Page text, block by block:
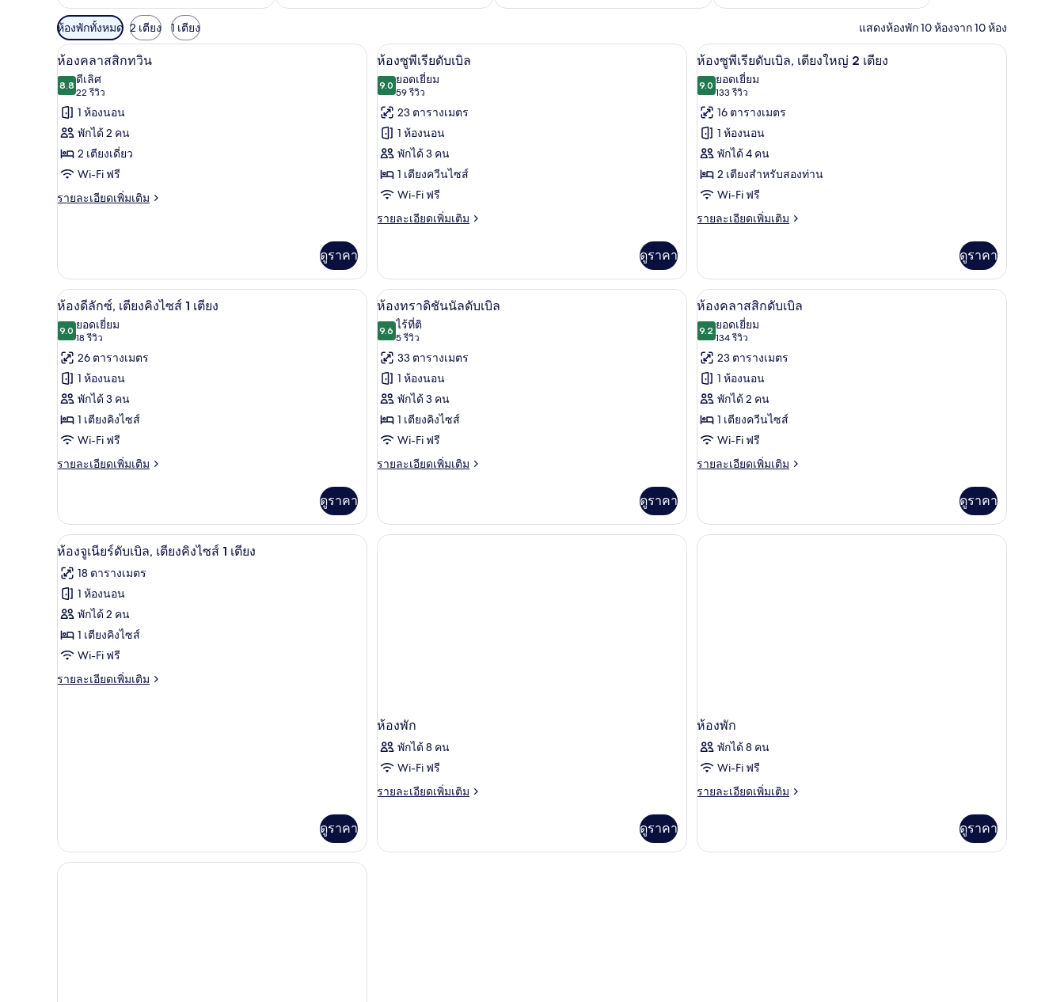
ตัว
กรอง
ที่
มี
ให้
สำหรับ
ห้อง
พัก
ห้องพักทั้งหมด 2 เตียง 1 เตียง แสดงห้องพัก 10 ห้องจาก 10 ห้อง
เปิด
ภาพถ่าย
ทั้งหมด
ของ
ห้อง
คลาส
สิ
ตู้นิรภัยในห้องพัก, โต๊ะทำงาน, พื้นที่ทำงานแบบใช้แล็ปท็อป, ผ้าม่านกันแสง
5
ห้องคลาสสิกทวิน
8.88.8 จาก 10
ดีเลิศ
22 รีวิว
(22
รีวิว)
1 ห้องนอน
พักได้ 2 คน
2 เตียงเดี่ยว
Wi-Fi ฟรี
รายละเอียดเพิ่มเติม
ราย
กับ
ห้อง
คลาส
สิ
ก
ทวิ
น
ดูราคา
เปิด
ภาพถ่าย
ทั้งหมด
ของ
ห้อง
ซู
พี
เรียดั
ห้องซูพีเรียดับเบิล | ตู้นิรภัยในห้องพัก, โต๊ะทำงาน, พื้นที่ทำงานแบบใช้แล็ปท็อป, ผ้าม่านกันแสง
9
ห้องซูพีเรียดับเบิล
9.09.0 จาก 10
ยอดเยี่ยม
59 รีวิว
(59
รีวิว)
23 ตารางเมตร
1 ห้องนอน
พักได้ 3 คน
1 เตียงควีนไซส์
Wi-Fi ฟรี
รายละเอียดเพิ่มเติม
ราย
เกี่ยว
กับ
ห้อง
พี
เรียดั
บเบิล
ดูราคา
เปิด
ภาพถ่าย
ทั้งหมด
ของ
ห้อง
ซู
พี
เรียดั
ใหญ่
2
เตียง
ห้องซูพีเรียดับเบิล, เตียงใหญ่ 2 เตียง | ตู้นิรภั
10
ห้องซูพีเรียดับเบิล, เตียงใหญ่ 2 เตียง
9.09.0 จาก 10
ยอดเยี่ยม
133 รีวิว
(133
รีวิว)
16 ตารางเมตร
1 ห้องนอน
พักได้ 4 คน
2 เตียงสำหรับสองท่าน
Wi-Fi ฟรี
รายละเอียดเพิ่มเติม
ราย
เกี่ยว
กับ
ห้อง
พี
เรียดั
บเบิล,
เตียง
ใหญ่
2
เตียง
ดูราคา
เปิด
ภาพถ่าย
ทั้งหมด
ของ
ห้อง
ดี
ลัก
ซ์,
ไซส์
1
เตียง
ห้องดีลักซ์, เตียงคิงไซส์ 1 เตียง | ตู้นิรภัยในห้องพัก, โต๊ะทำงาน, พื้นที่ทำงานแบบใช้แล็ปท็อป, ผ้าม่านกันแสง
8
ห้องดีลักซ์, เตียงคิงไซส์ 1 เตียง
9.09.0 จาก 10
ยอดเยี่ยม
18 รีวิว
(18
รีวิว)
26 ตารางเมตร
1 ห้องนอน
พักได้ 3 คน
1 เตียงคิงไซส์
Wi-Fi ฟรี
รายละเอียดเพิ่มเติม
ราย
เกี่ยว
กับ
ห้อง
ลัก
ซ์,
เตียง
คิง
ไซส์
เตียง
ดูราคา
เปิด
ภาพถ่าย
ทั้งหมด
ของ
ห้อง
ทราดิ
ชัน
นัล
ห้องทราดิชันนัลดับเบิล | ตู้นิรภัยในห้องพัก, โต๊ะทำงาน, พื้นที่ทำงานแบบใช้แล็ปท็อป, ผ้าม่านกันแสง
5
ห้องทราดิชันนัลดับเบิล
9.69.6 จาก 10
ไร้ที่ติ
5 รีวิว
(5
รีวิว)
33 ตารางเมตร
1 ห้องนอน
พักได้ 3 คน
1 เตียงคิงไซส์
Wi-Fi ฟรี
รายละเอียดเพิ่มเติม
ราย
เกี่ยว
กับ
ห้อง
ดูราคา
เปิด
ภาพถ่าย
ทั้งหมด
ของ
ห้อง
คลาส
สิ
กดับเบิล
ห้องคลาสสิกดับเบิล | ตู้นิรภัยในห้องพัก, โต๊ะ
6
ห้องคลาสสิกดับเบิล
9.29.2 จาก 10
ยอดเยี่ยม
134 รีวิว
(134
รีวิว)
23 ตารางเมตร
1 ห้องนอน
พักได้ 2 คน
1 เตียงควีนไซส์
Wi-Fi ฟรี
รายละเอียดเพิ่มเติม
ราย
เกี่ยว
กับ
ห้อง
ดูราคา
เปิด
ภาพถ่าย
ทั้งหมด
ของ
ห้อง
จู
เนียร์
ห้องจูเนียร์ดับเบิล, เตียงคิงไซส์ 1 เตียง | ตู้นิรภัยในห้องพัก, โต๊ะทำงาน, พื้นที่ทำงานแบบใช้แล็ปท็อป, ผ้าม่านกันแสง
8
ห้องจูเนียร์ดับเบิล, เตียงคิงไซส์ 1 เตียง
18 ตารางเมตร
1 ห้องนอน
พักได้ 2 คน
1 เตียงคิงไซส์
Wi-Fi ฟรี
รายละเอียดเพิ่มเติม
ราย
ไซส์
ดูราคา
ห้องพัก
พักได้ 8 คน
Wi-Fi ฟรี
รายละเอียดเพิ่มเติม
ราย
เกี่ยว
ดูราคา
ห้องพัก
พักได้ 8 คน
Wi-Fi ฟรี
รายละเอียดเพิ่มเติม
ราย
เกี่ยว
ดูราคา